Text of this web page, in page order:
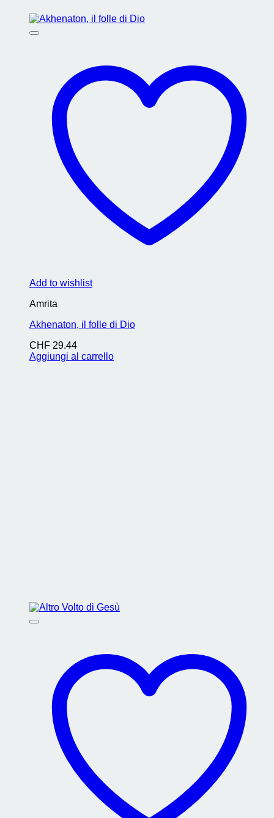
Add to wishlist
Amrita
Akhenaton, il folle di Dio
CHF 29.44
Aggiungi al carrello